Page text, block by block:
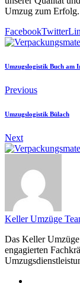
Umzug zum Erfolg.
FacebookTwitter
Umzugslogistik Buch am
Previous
Umzugslogistik Bülach
Next
Keller Umzüge
Das Keller Umzüge
engagierten